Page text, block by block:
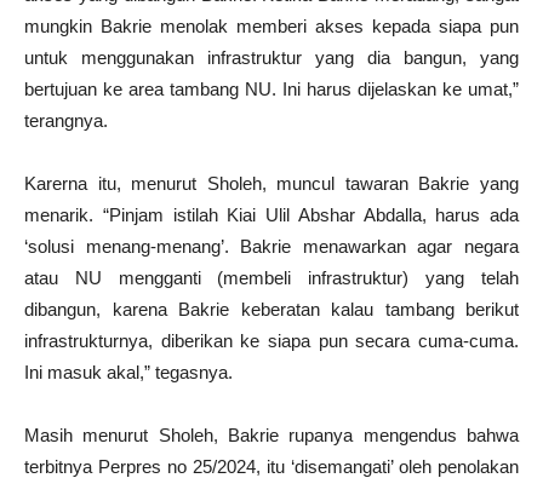
mungkin Bakrie menolak memberi akses kepada siapa pun
untuk menggunakan infrastruktur yang dia bangun, yang
bertujuan ke area tambang NU. Ini harus dijelaskan ke umat,”
terangnya.
Karerna itu, menurut Sholeh, muncul tawaran Bakrie yang
menarik. “Pinjam istilah Kiai Ulil Abshar Abdalla, harus ada
‘solusi menang-menang’. Bakrie menawarkan agar negara
atau NU mengganti (membeli infrastruktur) yang telah
dibangun, karena Bakrie keberatan kalau tambang berikut
infrastrukturnya, diberikan ke siapa pun secara cuma-cuma.
Ini masuk akal,” tegasnya.
Masih menurut Sholeh, Bakrie rupanya mengendus bahwa
terbitnya Perpres no 25/2024, itu ‘disemangati’ oleh penolakan